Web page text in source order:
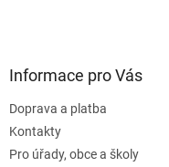
Informace pro Vás
Doprava a platba
Kontakty
Pro úřady, obce a školy